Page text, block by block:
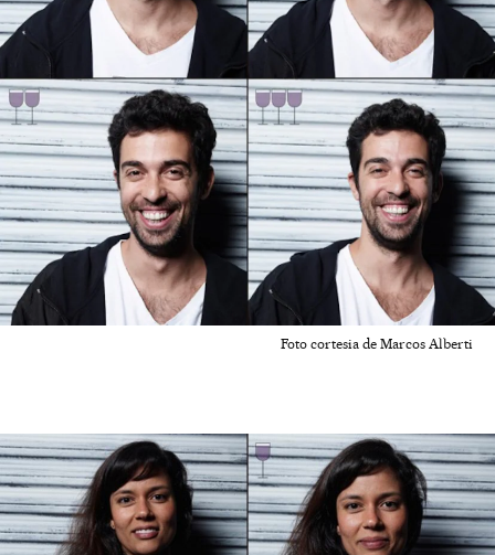
Foto cortesia de Marcos Alberti